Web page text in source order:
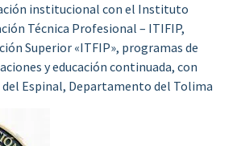
institucional con el Instituto
Técnica Profesional – ITIFIP,
Superior «ITFIP», programas de
y educación continuada, con
Espinal, Departamento del Tolima